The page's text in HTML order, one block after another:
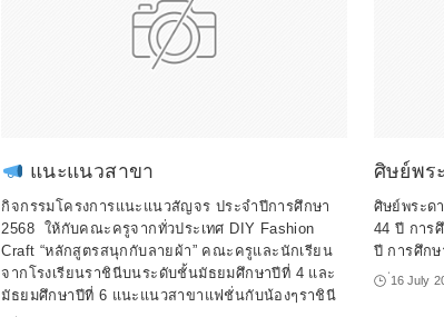
แนะแนวสาขา
กิจกรรมโครงการแนะแนวสัญจร ประจำปีการศึกษา
2568 ให้กับคณะครูจากทั่วประเทศ DIY Fashion
Craft “หลักสูตรสนุกกับลายผ้า” คณะครูและนักเรียน
จากโรงเรียนราชินีบนระดับชั้นมัธยมศึกษาปีที่ 4 และ
มัธยมศึกษาปีที่ 6 แนะแนวสาขาแฟชั่นกับน้องๆราชินี
ศิษย์พร
ศิษย์พระด
44 ปี การ
ปี การศึก
16 July